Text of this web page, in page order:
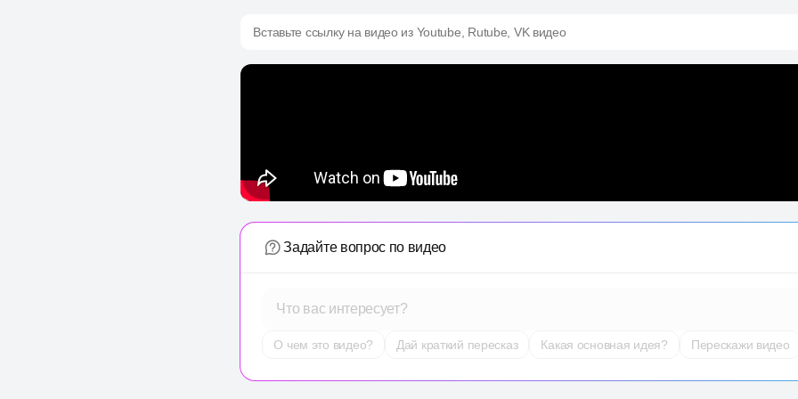
Вставьте ссылку на видео из Youtube, Rutube, VK видео
Задайте вопрос по видео
Что вас интересует?
О чем это видео? Дай краткий пересказ Какая основная идея? Перескажи видео